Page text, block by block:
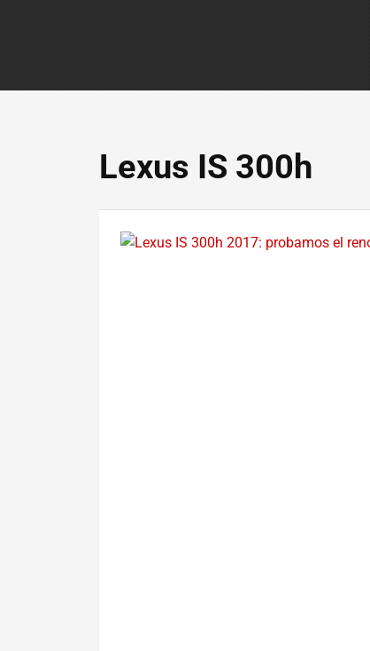
Lexus IS 300h